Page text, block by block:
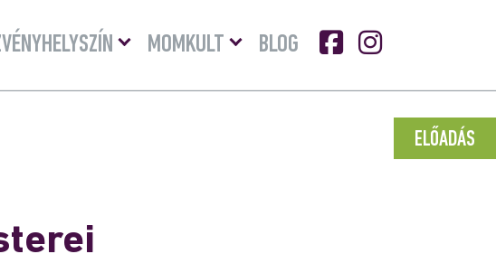
Menü
lenyitásaMOMKULT
Menü
lenyitása
BLOG
ELŐADÁS